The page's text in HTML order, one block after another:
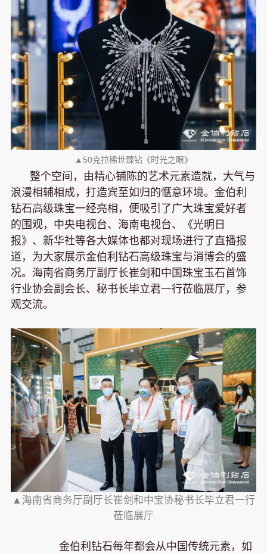
▲50克拉稀世臻钻《时光之眼》
整个空间，由精心铺陈的艺术元素造就，大气与
浪漫相辅相成，打造宾至如归的惬意环境。金伯利
钻石高级珠宝一经亮相，便吸引了广大珠宝爱好者
的围观，中央电视台、海南电视台、《光明日
报》、新华社等各大媒体也都对现场进行了直播报
道，为大家展示金伯利钻石高级珠宝与消博会的盛
况。 海南省商务厅副厅长崔剑和中国珠宝玉石首饰
行业协会副会长、秘书长毕立君一行莅临展厅，参
观交流。
▲海南省商务厅副厅长崔剑和中宝协秘书长毕立君一行
莅临展厅
金伯利钻石每年都会从中国传统元素，如